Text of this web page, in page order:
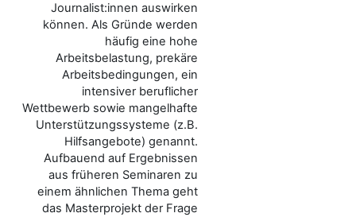
Journalist:innen auswirken
können. Als Gründe werden
häufig eine hohe
Arbeitsbelastung, prekäre
Arbeitsbedingungen, ein
intensiver beruflicher
Wettbewerb sowie mangelhafte
Unterstützungssysteme (z.B.
Hilfsangebote) genannt.
Aufbauend auf Ergebnissen
aus früheren Seminaren zu
einem ähnlichen Thema geht
das Masterprojekt der Frage